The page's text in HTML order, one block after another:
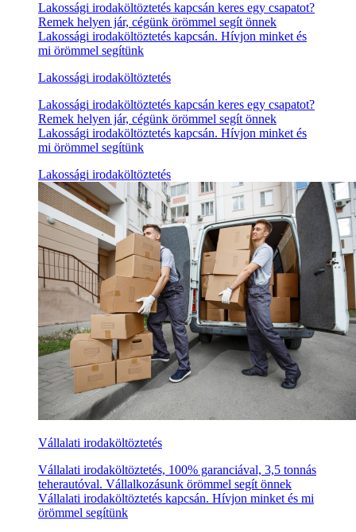
Lakossági irodaköltöztetés kapcsán keres egy csapatot?
Remek helyen jár, cégünk örömmel segít önnek
Lakossági irodaköltöztetés kapcsán. Hívjon minket és
mi örömmel segítünk
Lakossági irodaköltöztetés
Lakossági irodaköltöztetés kapcsán keres egy csapatot?
Remek helyen jár, cégünk örömmel segít önnek
Lakossági irodaköltöztetés kapcsán. Hívjon minket és
mi örömmel segítünk
Lakossági irodaköltöztetés
Vállalati irodaköltöztetés
Vállalati irodaköltöztetés, 100% garanciával, 3,5 tonnás
teherautóval. Vállalkozásunk örömmel segít önnek
Vállalati irodaköltöztetés kapcsán. Hívjon minket és mi
örömmel segítünk